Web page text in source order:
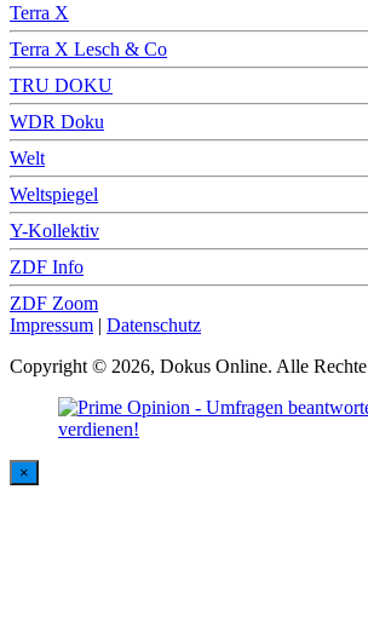
Terra X
Terra X Lesch & Co
TRU DOKU
WDR Doku
Welt
Weltspiegel
Y-Kollektiv
ZDF Info
ZDF Zoom
Impressum | Datenschutz
Copyright © 2026, Dokus Online. Alle Rechte
×